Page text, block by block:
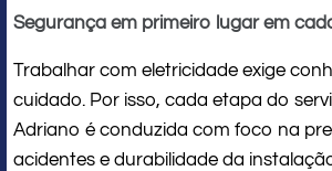
Segurança em primeiro lugar em
Trabalhar com eletricidade exige
cuidado. Por isso, cada etapa do
Adriano é conduzida com foco na
acidentes e durabilidade da